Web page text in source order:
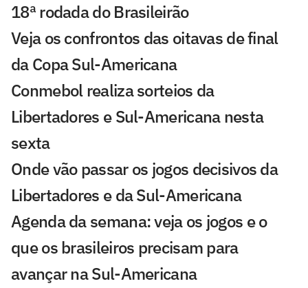
18ª rodada do Brasileirão
Veja os confrontos das oitavas de final
da Copa Sul-Americana
Conmebol realiza sorteios da
Libertadores e Sul-Americana nesta
sexta
Onde vão passar os jogos decisivos da
Libertadores e da Sul-Americana
Agenda da semana: veja os jogos e o
que os brasileiros precisam para
avançar na Sul-Americana